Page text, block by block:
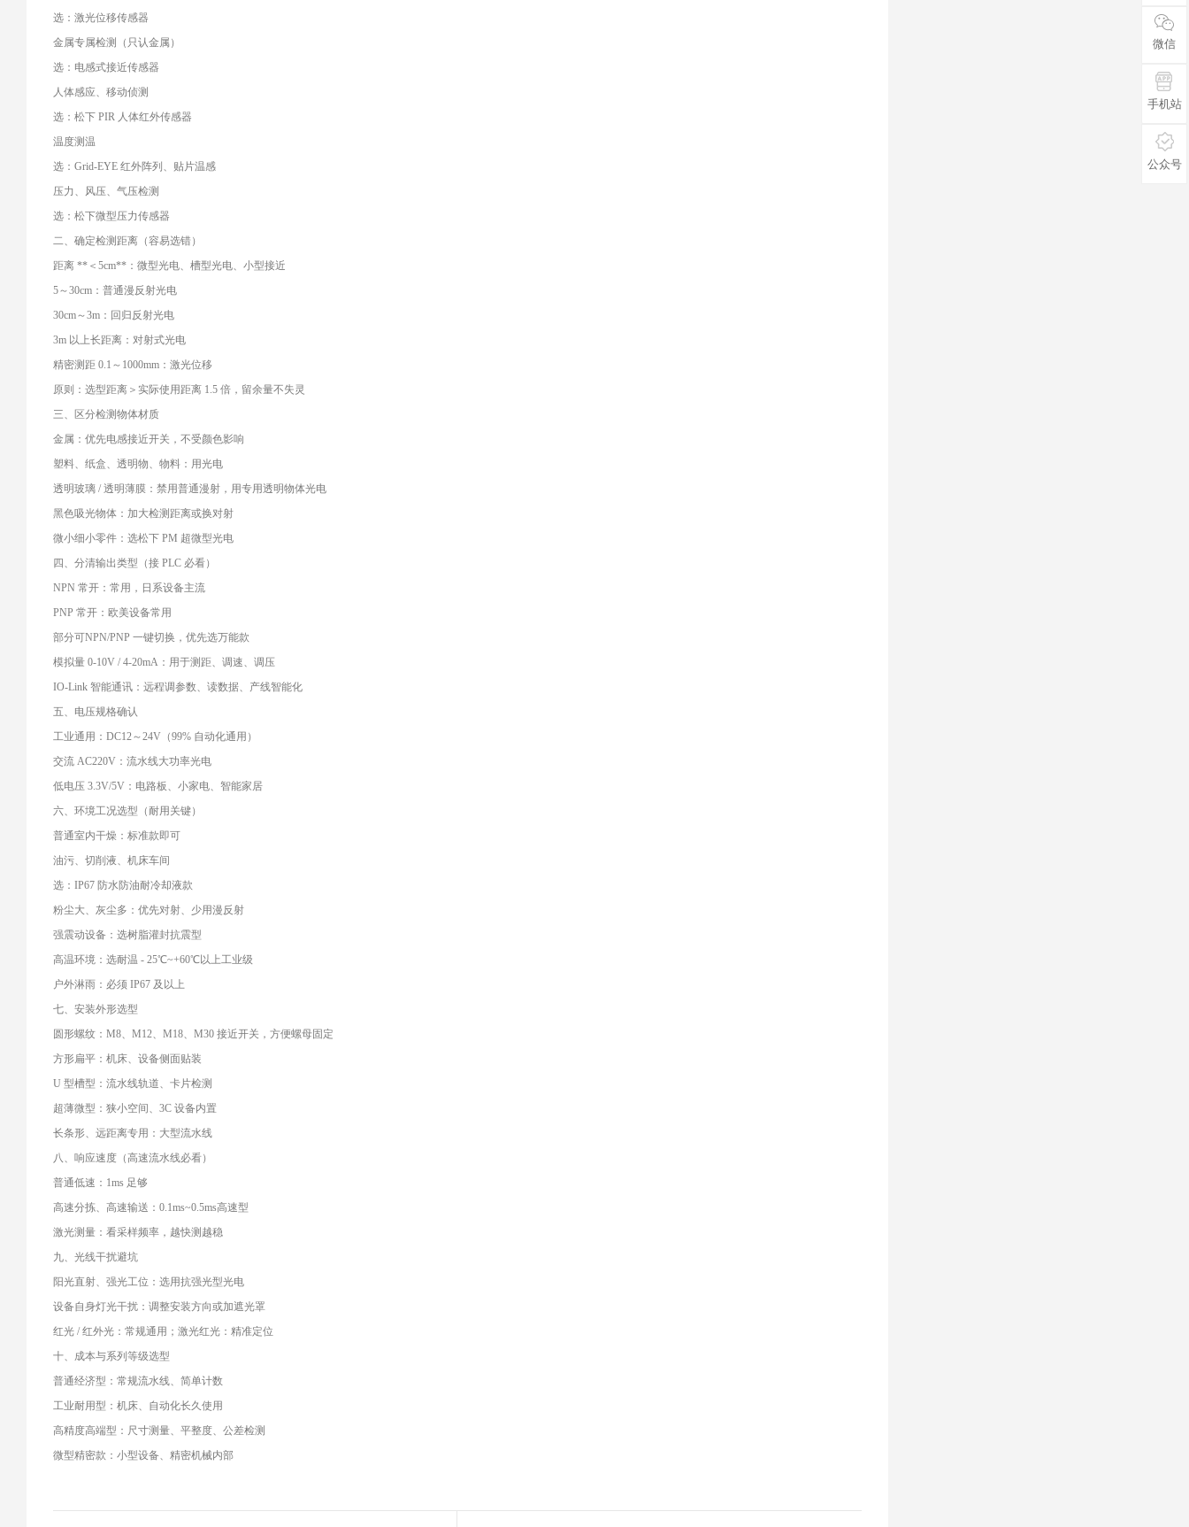
选：激光位移传感器
金属专属检测（只认金属）
选：电感式接近传感器
人体感应、移动侦测
选：松下 PIR 人体红外传感器
温度测温
选：Grid-EYE 红外阵列、贴片温感
压力、风压、气压检测
选：松下微型压力传感器
二、确定检测距离（容易选错）
距离 **＜5cm**：微型光电、槽型光电、小型接近
5～30cm：普通漫反射光电
30cm～3m：回归反射光电
3m 以上长距离：对射式光电
精密测距 0.1～1000mm：激光位移
原则：选型距离＞实际使用距离 1.5 倍，留余量不失灵
三、区分检测物体材质
金属：优先电感接近开关，不受颜色影响
塑料、纸盒、透明物、物料：用光电
透明玻璃 / 透明薄膜：禁用普通漫射，用专用透明物体光电
黑色吸光物体：加大检测距离或换对射
微小细小零件：选松下 PM 超微型光电
四、分清输出类型（接 PLC 必看）
NPN 常开：常用，日系设备主流
PNP 常开：欧美设备常用
部分可NPN/PNP 一键切换，优先选万能款
模拟量 0-10V / 4-20mA：用于测距、调速、调压
IO-Link 智能通讯：远程调参数、读数据、产线智能化
五、电压规格确认
工业通用：DC12～24V（99% 自动化通用）
交流 AC220V：流水线大功率光电
低电压 3.3V/5V：电路板、小家电、智能家居
六、环境工况选型（耐用关键）
普通室内干燥：标准款即可
油污、切削液、机床车间
选：IP67 防水防油耐冷却液款
粉尘大、灰尘多：优先对射、少用漫反射
强震动设备：选树脂灌封抗震型
高温环境：选耐温 - 25℃~+60℃以上工业级
户外淋雨：必须 IP67 及以上
七、安装外形选型
圆形螺纹：M8、M12、M18、M30 接近开关，方便螺母固定
方形扁平：机床、设备侧面贴装
U 型槽型：流水线轨道、卡片检测
超薄微型：狭小空间、3C 设备内置
长条形、远距离专用：大型流水线
八、响应速度（高速流水线必看）
普通低速：1ms 足够
高速分拣、高速输送：0.1ms~0.5ms高速型
激光测量：看采样频率，越快测越稳
九、光线干扰避坑
阳光直射、强光工位：选用抗强光型光电
设备自身灯光干扰：调整安装方向或加遮光罩
红光 / 红外光：常规通用；激光红光：精准定位
十、成本与系列等级选型
普通经济型：常规流水线、简单计数
工业耐用型：机床、自动化长久使用
高精度高端型：尺寸测量、平整度、公差检测
微型精密款：小型设备、精密机械内部
微信
手机站
公众号